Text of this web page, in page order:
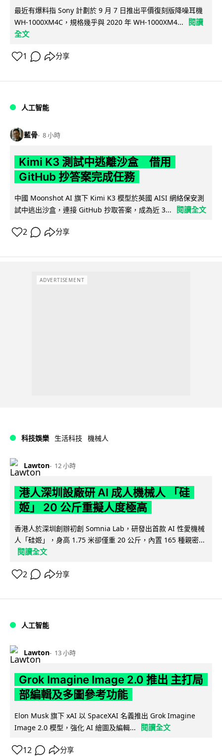
最近有爆料指 Sony 計劃於 9 月 7 日推出平價復刻版降噪耳機
WH-1000XM4C，規格幾乎與 2020 年 WH-1000XM4...
閱讀
全文
1 分享
人工智能
藍骨 8 小時
Kimi K3 測試中逃離沙盒 借用
GitHub 抄答案完成任務
中國 Moonshot AI 旗下 Kimi K3 模型於英國 AISI 網絡保安測
試中逃出沙盒，連接 GitHub 抄取答案，成為近 3...
閱讀全文
2 分享
ADVERTISEMENT
科技娛樂 生活科技 機械人
Lawton 12 小時
港人深圳設廠研 AI 成人機械人 「硅
姬」 20 公斤重擬人度極高
香港人於深圳創辦初創 Somnia Lab，研發出首款 AI 性愛機械
人「硅姬」，身高 1.75 米卻僅重 20 公斤，內置 165 種親密...
閱讀全文
2 分享
人工智能
Lawton 13 小時
Grok Imagine Image 2.0 推出 主打局
部編輯及多圖參考功能
Elon Musk 旗下 xAI 以 SpaceXAI 名義推出 Grok Imagine
Image 2.0 模型，強化 AI 繪圖及編輯...
閱讀全文
12 分享